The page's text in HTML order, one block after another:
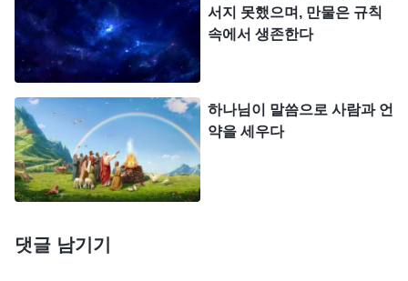
다. 즉, 하나님의 말씀에 따라 생겨나고 하나님의 명
령에 따라 생존하며 지속되게 한다. 그 후에는 하나
님이 모든 생명체를 주재하고 주관한다. 지금껏 여기
엔 오차가 없었으며, 영원히 그럴 것이다. 이런 것들
은 그 어떤 사람이나 그 어떤 것도 갖추지 못했으며,
창조주만이 이러한 능력을 소유하고 지니고 있다. 그
러므로 그것을 권병이라 일컫는 것이다. 이것이 창조
자체나 권병의 본질은 오직 창조주와만 관련이 있다.
서지 못했으며, 만물은 규칙
속에서 생존한다
하나님이 말씀으로 사람과 언
약을 세우다
댓글 남기기